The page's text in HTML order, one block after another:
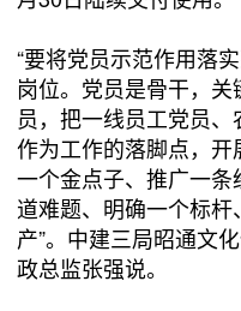
“要将党员示范作用落
岗位。党员是骨干，
员，把一线员工党员、
作为工作的落脚点，开
一个金点子、推广一
道难题、明确一个标
产”。中建三局昭通文
政总监张强说。